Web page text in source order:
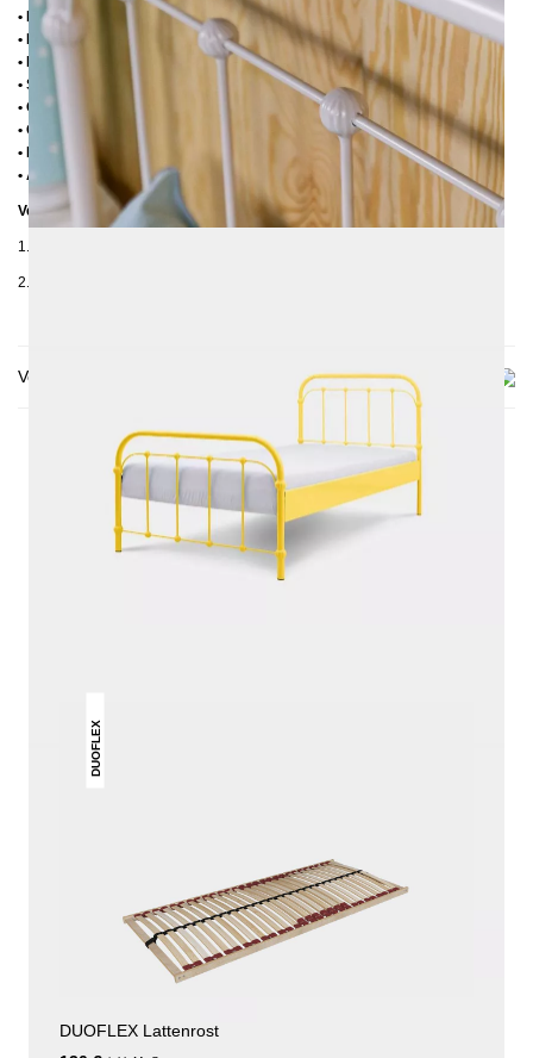
• Handmade
• Pulverbesichtet
• Fußstopfen aus Kunststoff
• Seitenablagen für Lattenrost 2,8 cm
• Ohne Lattenrost
• Ohne Matratze
• Lieferzustand: Zerlegt (in 2 Kartons)
• Andere RAL-Farben auf Anfrage möglich
Verpackungsdetails
1. Karton: 210x80x2030 mm, ≈ 25 kg
2. Karton: 1000x1050x130 mm, ≈ 23 kg
Versand & Lieferung
DAS KÖNNTE DIR AUCH
DUOFLEX
DUOFLEX Lattenrost